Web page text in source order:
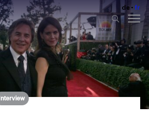
de fr
Interview